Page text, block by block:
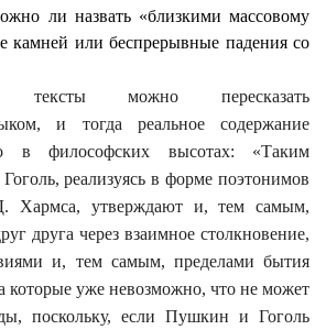
ли назвать «близкими массовому
камней или беспрерывные падения со
тексты можно пересказать
и тогда реальное содержание
в философских высотах: «Таким
реализуясь в форме поэтонимов
Хармса, утверждают и, тем самым,
друга через взаимное столкновение,
и, тем самым, пределами бытия
которые уже невозможно, что не может
поскольку, если Пушкин и Гоголь